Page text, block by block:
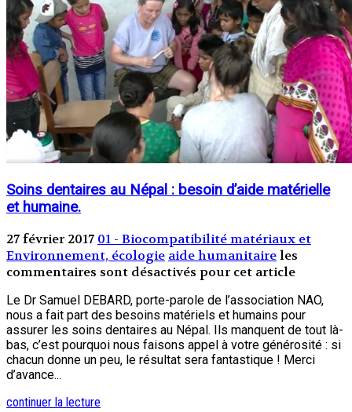
Soins dentaires au Népal : besoin d’aide matérielle
et humaine.
27 février 2017 01 - Biocompatibilité matériaux et
Environnement, écologie aide humanitaireles
commentaires sont désactivés pour cet article
Le Dr Samuel DEBARD, porte-parole de l’association NAO,
nous a fait part des besoins matériels et humains pour
assurer les soins dentaires au Népal. Ils manquent de tout là-
bas, c’est pourquoi nous faisons appel à votre générosité : si
chacun donne un peu, le résultat sera fantastique ! Merci
d’avance...
continuer la lecture